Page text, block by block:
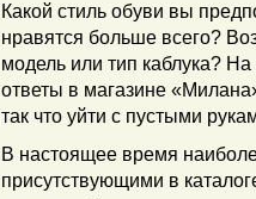
Какой стиль обуви вы
нравятся больше всего?
модель или тип каблука?
ответы в магазине
так что уйти с пустыми
В настоящее время
присутствующими в